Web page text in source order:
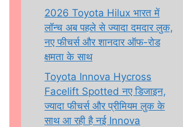
2026 Toyota Hilux भारत में
लॉन्च अब पहले से ज्यादा दमदार लुक,
नए फीचर्स और शानदार ऑफ-रोड
क्षमता के साथ
Toyota Innova Hycross
Facelift Spotted नए डिजाइन,
ज्यादा फीचर्स और प्रीमियम लुक के
साथ आ रही है नई Innova